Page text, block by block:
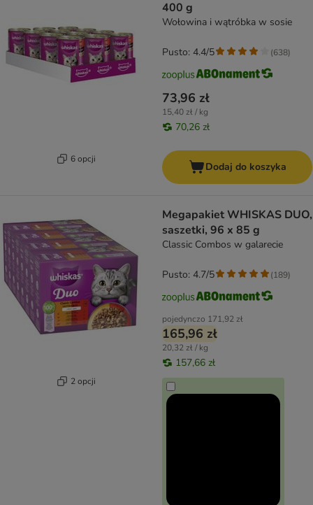
6 opcji
400 g
Wołowina i wątróbka w sosie
73,96 zł
15,40 zł / kg
70,26 zł
Pusto: 4.4/5 (638)
Dodaj do koszyka
2 opcji
Megapakiet WHISKAS DUO,
saszetki, 96 x 85 g
Classic Combos w galarecie
pojedynczo 171,92 zł
165,96 zł
20,32 zł / kg
157,66 zł
Pusto: 4.7/5 (189)